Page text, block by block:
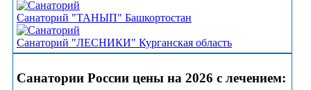
Санаторий "ТАНЫП" Башкортостан
Санаторий "ЛЕСНИКИ" Курганская область
Санатории России цены на 2026 с лечением: